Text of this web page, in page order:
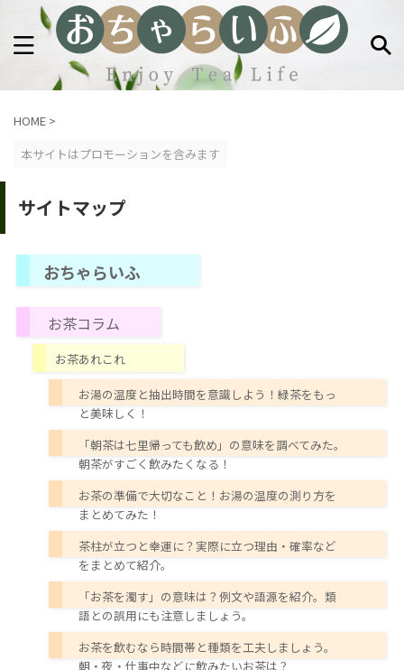
HOME >
本サイトはプロモーションを含みます
サイトマップ
おちゃらいふ
お茶コラム
お茶あれこれ
お湯の温度と抽出時間を意識しよう！緑茶をもっ
と美味しく！
「朝茶は七里帰っても飲め」の意味を調べてみた。
朝茶がすごく飲みたくなる！
お茶の準備で大切なこと！お湯の温度の測り方を
まとめてみた！
茶柱が立つと幸運に？実際に立つ理由・確率など
をまとめて紹介。
「お茶を濁す」の意味は？例文や語源を紹介。類
語との誤用にも注意しましょう。
お茶を飲むなら時間帯と種類を工夫しましょう。
朝・夜・仕事中などに飲みたいお茶は？